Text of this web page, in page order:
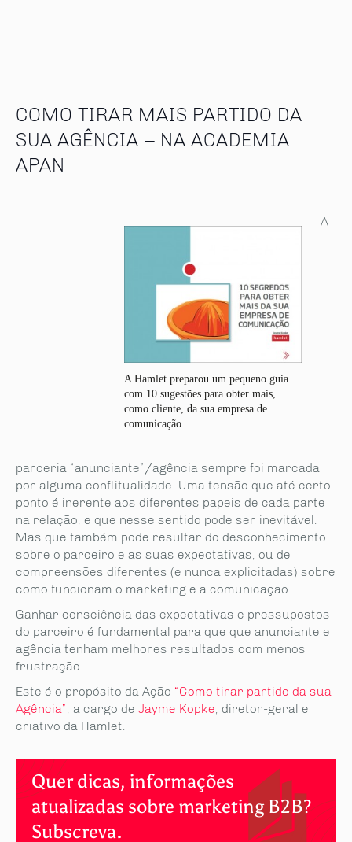
COMO TIRAR MAIS PARTIDO DA
SUA AGÊNCIA – NA ACADEMIA
APAN
A Hamlet preparou um pequeno guia
com 10 sugestões para obter mais,
como cliente, da sua empresa de
comunicação.
A
parceria “anunciante”/agência sempre foi marcada
por alguma conflitualidade. Uma tensão que até certo
ponto é inerente aos diferentes papeis de cada parte
na relação, e que nesse sentido pode ser inevitável.
Mas que também pode resultar do desconhecimento
sobre o parceiro e as suas expectativas, ou de
compreensões diferentes (e nunca explicitadas) sobre
como funcionam o marketing e a comunicação.
Ganhar consciência das expectativas e pressupostos
do parceiro é fundamental para que que anunciante e
agência tenham melhores resultados com menos
frustração.
Este é o propósito da Ação “Como tirar partido da sua
Agência” , a cargo de Jayme Kopke , diretor-geral e
criativo da Hamlet.
Quer dicas, informações
atualizadas sobre marketing B2B?
Subscreva.